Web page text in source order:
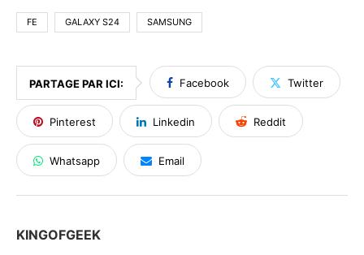
FE GALAXY S24 SAMSUNG
PARTAGE PAR ICI: Facebook Twitter
Pinterest Linkedin Reddit
Whatsapp Email
KINGOFGEEK